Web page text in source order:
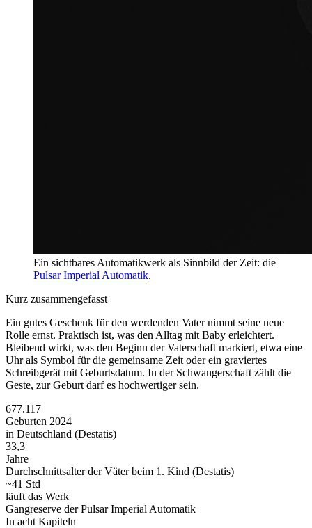
Ein sichtbares Automatikwerk als Sinnbild der Zeit: die
Pulsar Imperial Automatik.
Kurz zusammengefasst
Ein gutes Geschenk für den werdenden Vater nimmt seine neue
Rolle ernst. Praktisch ist, was den Alltag mit Baby erleichtert.
Bleibend wirkt, was den Beginn der Vaterschaft markiert, etwa eine
Uhr als Symbol für die gemeinsame Zeit oder ein graviertes
Schreibgerät mit Geburtsdatum. In der Schwangerschaft zählt die
Geste, zur Geburt darf es hochwertiger sein.
677.117
Geburten 2024
in Deutschland (Destatis)
33,3
Jahre
Durchschnittsalter der Väter beim 1. Kind (Destatis)
~41 Std
läuft das Werk
Gangreserve der Pulsar Imperial Automatik
In acht Kapiteln